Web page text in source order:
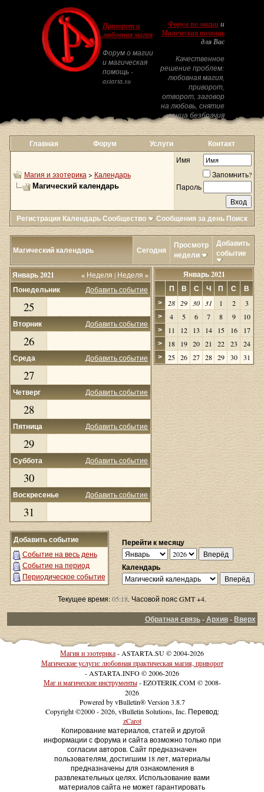
Приворот и
любовная магия
Форум о магии
и магическая
помощь -
astarta.su
Форум по магиии
Магическая помощь
для Вас
Качественное
решение проблем:
любовная магия,
приворот,
отворот, заговор
на любовь, снятие
венца безбрачия
Главная Форум Услуги Контакт
Магия и эзотерика > Календарь
Магический календарь
Имя
Запомнить?
Пароль
Регистрация КалендарьСообщество Сообщения за день Поиск
Магический календарь Сегодня
Просмотр
недели
Добавить
событие
« Неделя | Неделя»
Январь 2021
Добавить событие
Понедельник
25
Добавить событие
Вторник
26
Добавить событие
Среда
27
Добавить событие
Четверг
28
Добавить событие
Пятница
29
Добавить событие
Суббота
30
Добавить событие
Воскресенье
31
Январь 2021
П
В С Ч П С В
> 28 29 30 31 1 2 3
> 4 5 6 7 8 9 10
> 11 12 13 14 15 16 17
> 18 19 20 21 22 23 24
> 25 26 27 28 29 30 31
Добавить событие
Событие на весь день
Событие на период
Периодическое событие
Перейти к месяцу
Календарь
Текущее время:05:18. Часовой пояс GMT +4.
Обратная связь-Архив-Вверх
Магия и эзотерика- ASTARTA.SU © 2004-2026
Магические услуги: любовная практическая магия, приворот
- ASTARTA.INFO © 2006-2026
Маг и магические инструменты- EZOTERIK.COM © 2008-
2026
Powered by vBulletin® Version 3.8.7
Copyright ©2000 - 2026, vBulletin Solutions, Inc. Перевод:
zCarot
Копирование материалов, статей и другой
информации с форума и сайта возможно только при
согласии авторов. Сайт предназначен
пользователям, достигшим 18 лет, материалы
предназначены для ознакомления в
развлекательных целях. Использование вами
материалов сайта не может гарантировать